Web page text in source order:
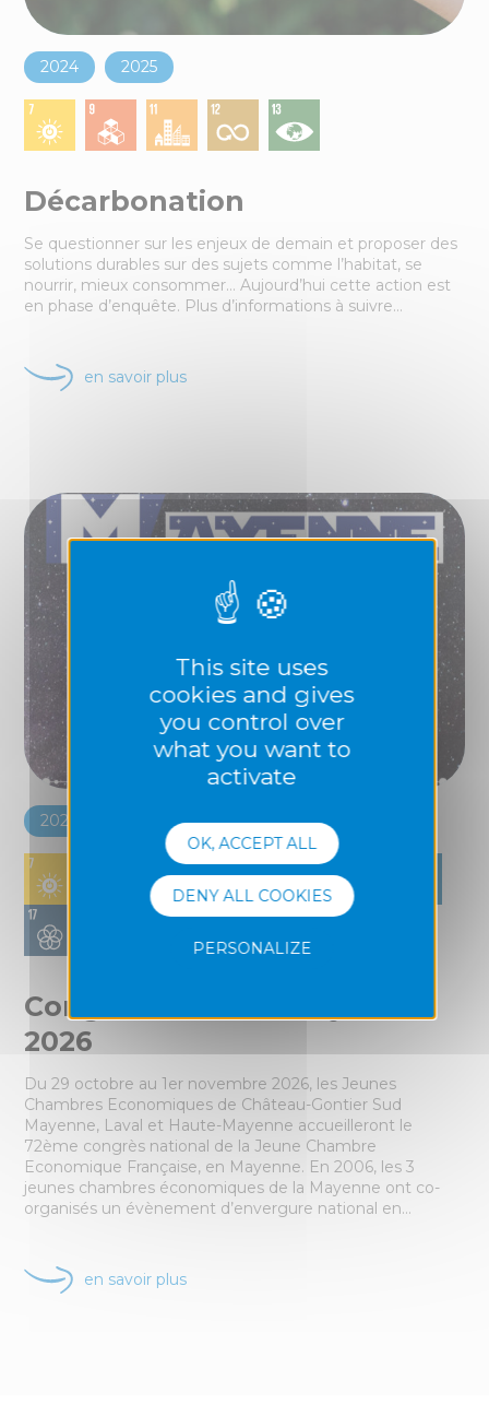
2024 2025
Décarbonation
Se questionner sur les enjeux de demain et proposer des
solutions durables sur des sujets comme l’habitat, se
nourrir, mieux consommer… Aujourd’hui cette action est
en phase d’enquête. Plus d’informations à suivre…
en savoir plus
2024 2026
Congrès National Mayenne
2026
Du 29 octobre au 1er novembre 2026, les Jeunes
Chambres Economiques de Château-Gontier Sud
Mayenne, Laval et Haute-Mayenne accueilleront le
72ème congrès national de la Jeune Chambre
Economique Française, en Mayenne. En 2006, les 3
jeunes chambres économiques de la Mayenne ont co-
organisés un évènement d’envergure national en…
en savoir plus
This site uses
cookies and gives
you control over
what you want to
activate
OK, ACCEPT ALL
DENY ALL COOKIES
PERSONALIZE